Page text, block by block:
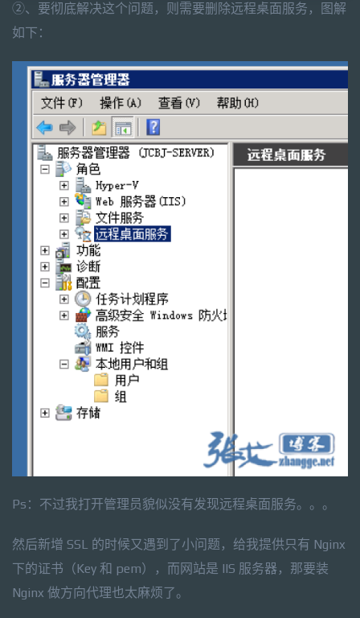
②、要彻底解决这个问题，则需要删除远程桌面服务，图解
如下：
Ps：不过我打开管理员貌似没有发现远程桌面服务。。。
然后新增 SSL 的时候又遇到了小问题，给我提供只有 Nginx
下的证书（Key 和 pem），而网站是 IIS 服务器，那要装
Nginx 做方向代理也太麻烦了。